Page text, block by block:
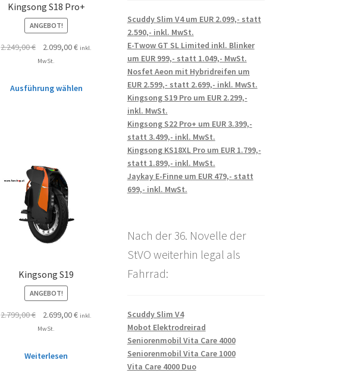
Kingsong S18 Pro+
ANGEBOT!
2.249,00€ 2.099,00€ inkl.
MwSt.
Ausführung wählen
Kingsong S19
ANGEBOT!
2.799,00€ 2.699,00€ inkl.
MwSt.
Weiterlesen
Scuddy Slim V4 um EUR 2.099,- statt
2.590,- inkl. MwSt.
E-Twow GT SL Limited inkl. Blinker
um EUR 999,- statt 1.049,- MwSt.
Nosfet Aeon mit Hybridreifen um
EUR 2.599,- statt 2.699,- inkl. MwSt.
Kingsong S19 Pro um EUR 2.299,-
inkl. MwSt.
Kingsong S22 Pro+ um EUR 3.399,-
statt 3.499,- inkl. MwSt.
Kingsong KS18XL Pro um EUR 1.799,-
statt 1.899,- inkl. MwSt.
Jaykay E-Finne um EUR 479,- statt
699,- inkl. MwSt.
Nach der 36. Novelle der
StVO weiterhin legal als
Fahrrad:
Scuddy Slim V4
Mobot Elektrodreirad
Seniorenmobil Vita Care 4000
Seniorenmobil Vita Care 1000
Vita Care 4000 Duo